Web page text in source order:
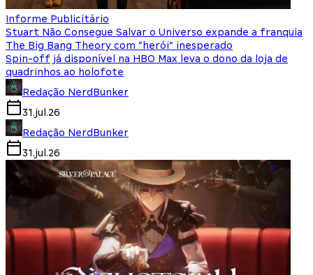
Informe Publicitário
Stuart Não Consegue Salvar o Universo expande a franquia
The Big Bang Theory com “herói” inesperado
Spin-off já disponível na HBO Max leva o dono da loja de
quadrinhos ao holofote
Redação NerdBunker
31.jul.26
Redação NerdBunker
31.jul.26